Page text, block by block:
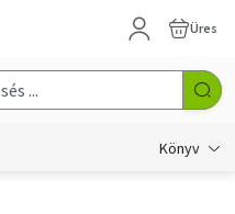
Üres
Könyv